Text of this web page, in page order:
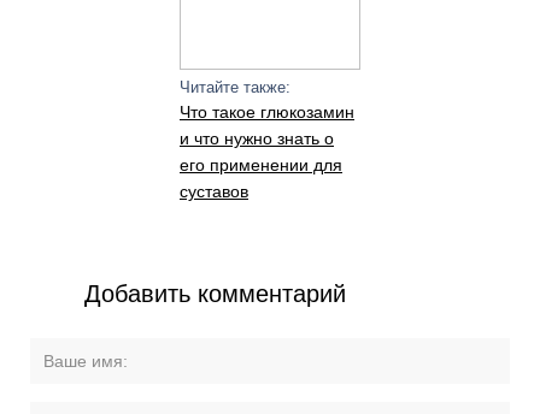
Читайте также:
Что такое глюкозамин
и что нужно знать о
его применении для
суставов
Добавить комментарий